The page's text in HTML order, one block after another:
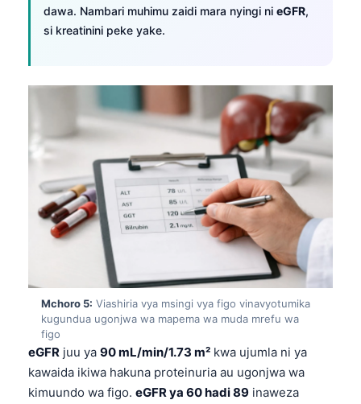
dawa. Nambari muhimu zaidi mara nyingi ni eGFR,
si kreatinini peke yake.
Mchoro 5: Viashiria vya msingi vya figo vinavyotumika
kugundua ugonjwa wa mapema wa muda mrefu wa
figo
eGFR juu ya 90 mL/min/1.73 m² kwa ujumla ni ya
kawaida ikiwa hakuna proteinuria au ugonjwa wa
kimuundo wa figo. eGFR ya 60 hadi 89 inaweza
فارسی
Български
Nederlands
Bahasa Indonesia
Հայերեն
Íslenska
Српски језик
Bosanski
Čeština